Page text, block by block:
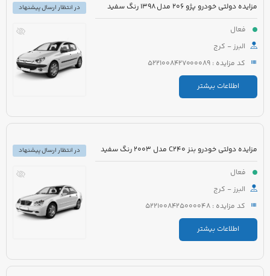
مزایده دولتی خودرو پژو 206 مدل 1398 رنگ سفید
فعال
البرز - کرج
کد مزایده : 5221008427000089
اطلاعات بیشتر
در انتظار ارسال پیشنهاد
مزایده دولتی خودرو بنز C240 مدل 2003 رنگ سفید
فعال
البرز - کرج
کد مزایده : 5221008425000048
اطلاعات بیشتر
در انتظار ارسال پیشنهاد